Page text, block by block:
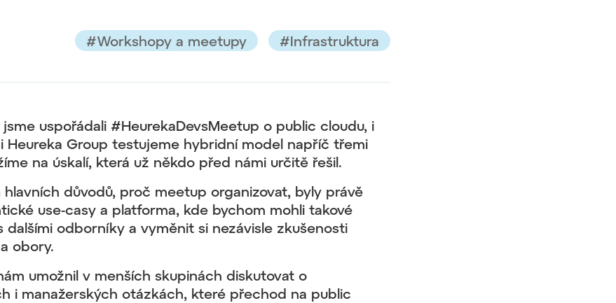
#Workshopy a meetupy #Infrastruktura
uspořádali #HeurekaDevsMeetup o public cloudu, i
Heureka Group testujeme hybridní model napříč třemi
na úskalí, která už někdo před námi určitě řešil.
důvodů, proč meetup organizovat, byly právě
use-casy a platforma, kde bychom mohli takové
odborníky a vyměnit si nezávisle zkušenosti
obory.
umožnil v menších skupinách diskutovat o
i manažerských otázkách, které přechod na public